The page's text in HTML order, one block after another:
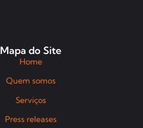
Mapa do Site
Home
Quem somos
Serviços
Press releases